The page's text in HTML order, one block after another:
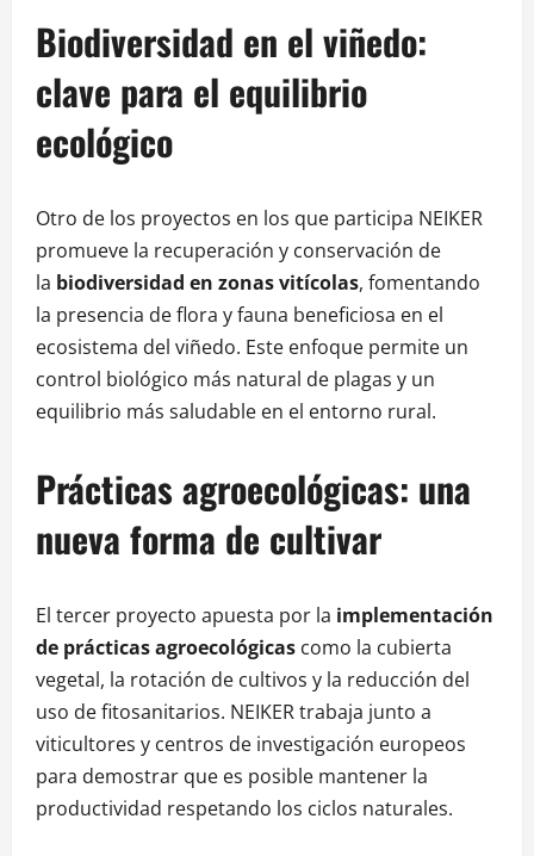
Biodiversidad en el viñedo:
clave para el equilibrio
ecológico
Otro de los proyectos en los que participa NEIKER
promueve la recuperación y conservación de
la biodiversidad en zonas vitícolas, fomentando
la presencia de flora y fauna beneficiosa en el
ecosistema del viñedo. Este enfoque permite un
control biológico más natural de plagas y un
equilibrio más saludable en el entorno rural.
Prácticas agroecológicas: una
nueva forma de cultivar
El tercer proyecto apuesta por la implementación
de prácticas agroecológicas como la cubierta
vegetal, la rotación de cultivos y la reducción del
uso de fitosanitarios. NEIKER trabaja junto a
viticultores y centros de investigación europeos
para demostrar que es posible mantener la
productividad respetando los ciclos naturales.